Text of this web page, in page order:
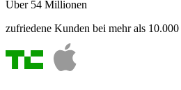
Über 54 Millionen
zufriedene Kunden bei mehr als 10.000